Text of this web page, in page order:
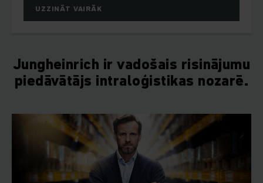
Jungheinrich ir vadošais risinājumu
piedāvātājs intraloģistikas nozarē.